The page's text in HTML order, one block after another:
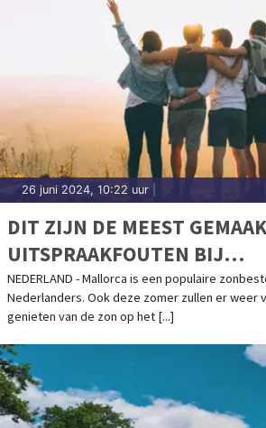
26 juni 2024, 10:22 uur
DIT ZIJN DE MEEST
UITSPRAAKFOUTEN BIJ
VAKANTIEBESTEMMINGEN
NEDERLAND - Mallorca is een populaire
Nederlanders. Ook deze zomer zullen er weer
genieten van de zon op het [...]